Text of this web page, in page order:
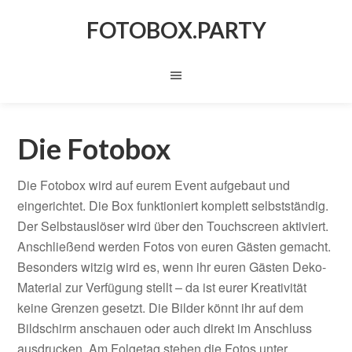
FOTOBOX.PARTY
Die Fotobox
Die Fotobox wird auf eurem Event aufgebaut und
eingerichtet. Die Box funktioniert komplett selbstständig.
Der Selbstauslöser wird über den Touchscreen aktiviert.
Anschließend werden Fotos von euren Gästen gemacht.
Besonders witzig wird es, wenn ihr euren Gästen Deko-
Material zur Verfügung stellt – da ist eurer Kreativität
keine Grenzen gesetzt. Die Bilder könnt ihr auf dem
Bildschirm anschauen oder auch direkt im Anschluss